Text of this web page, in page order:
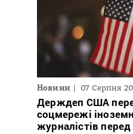
Новини 07 Серпня
Держдеп США
соцмережі
журналістів